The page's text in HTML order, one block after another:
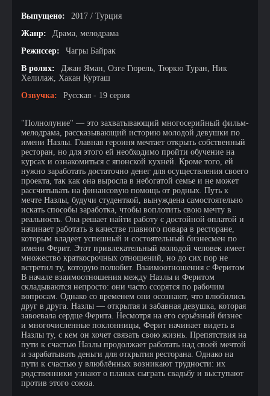
Выпущено:
2017 / Турция
Жанр:
Драма, мелодрама
Режиссер:
Чагры Байрак
В ролях:
Джан Яман, Озге Гюрель, Тюркю Туран, Ник
Хелилаж, Хакан Курташ
Озвучка:
Русская - 19 серия
"Полнолуние" — это захватывающий многосерийный фильм-
мелодрама, рассказывающий историю молодой девушки по
имени Назлы. Главная героиня мечтает открыть собственный
ресторан, но для этого ей необходимо пройти обучение на
курсах и ознакомиться с японской кухней. Кроме того, ей
нужно заработать достаточно денег для осуществления своего
проекта, так как она выросла в небогатой семье и не может
рассчитывать на финансовую помощь от родных. Путь к
мечте Назлы, будучи студенткой, вынуждена самостоятельно
искать способы заработка, чтобы воплотить свою мечту в
реальность. Она решает найти работу с достойной оплатой и
начинает работать в качестве главного повара в ресторане,
которым владеет успешный и состоятельный бизнесмен по
имени Ферит. Этот привлекательный молодой человек имеет
множество краткосрочных отношений, но до сих пор не
встретил ту, которую полюбит. Взаимоотношения с Феритом
В начале взаимоотношения между Назлы и Феритом
складываются непросто: они часто ссорятся по рабочим
вопросам. Однако со временем они осознают, что влюбились
друг в друга. Назлы — открытая и забавная девушка, которая
завоевала сердце Ферита. Несмотря на его серьёзный бизнес
и многочисленные поклонницы, Ферит начинает видеть в
Назлы ту, с кем он хочет связать свою жизнь. Препятствия на
пути к счастью Назлы продолжает работать над своей мечтой
и зарабатывать деньги для открытия ресторана. Однако на
пути к счастью у влюблённых возникают трудности: их
родственники узнают о планах сыграть свадьбу и выступают
против этого союза.